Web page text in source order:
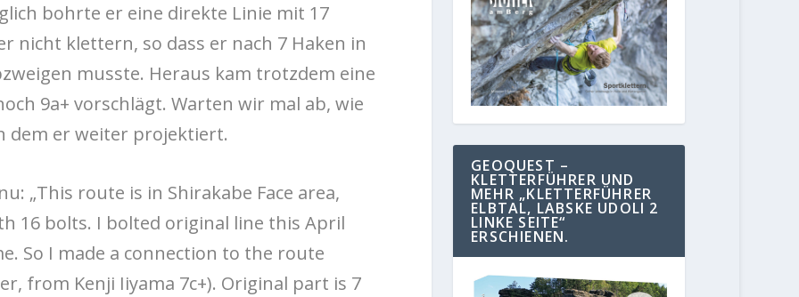
bohrte er eine direkte Linie mit 17
nicht klettern, so dass er nach 7 Haken in
musste. Heraus kam trotzdem eine
9a+ vorschlägt. Warten wir mal ab, wie
dem er weiter projektiert.
„This route is in Shirakabe Face area,
16 bolts. I bolted original line this April
So I made a connection to the route
from Kenji Iiyama 7c+). Original part is 7
GEOQUEST –
KLETTERFÜHRER UND
MEHR „KLETTERFÜHRER
ELBTAL, LABSKE UDOLI 2
LINKE SEITE“
ERSCHIENEN.